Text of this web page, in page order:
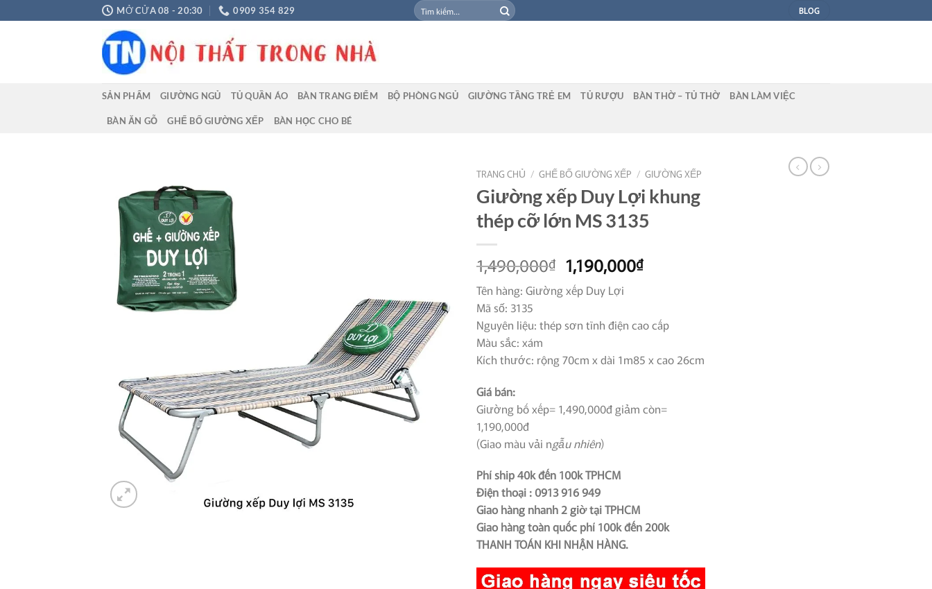
đến
MỞ CỬA 08 - 20:30 0909 354 829
Tìm
kiếm:
BLOG
SẢN PHẨM GIƯỜNG NGỦ TỦ QUẦN ÁO BÀN TRANG ĐIỂM BỘ PHÒNG NGỦ GIƯỜNG TẦNG TRẺ EM TỦ RƯỢU BÀN THỜ – TỦ THỜ BÀN LÀM VIỆC
BÀN ĂN GỖ GHẾ BỐ GIƯỜNG XẾP BÀN HỌC CHO BÉ
TRANG CHỦ / GHẾ BỐ GIƯỜNG XẾP / GIƯỜNG XẾP
Giường xếp Duy Lợi khung
thép cỡ lớn MS 3135
1,490,000₫ Giá
gốc
là:
1,190,000₫Giá
1,190,000₫.
Tên hàng: Giường xếp Duy Lợi
Mã số: 3135
Nguyên liệu: thép sơn tĩnh điện cao cấp
Màu sắc: xám
Kích thước: rộng 70cm x dài 1m85 x cao 26cm
Giá bán:
Giường bố xếp= 1,490,000đ giảm còn=
1,190,000đ
(Giao màu vải ngẫu nhiên)
Phí ship 40k đến 100k TPHCM
Điện thoại : 0913 916 949
Giao hàng nhanh 2 giờ tại TPHCM
Giao hàng toàn quốc phí 100k đến 200k
THANH TOÁN KHI NHẬN HÀNG.